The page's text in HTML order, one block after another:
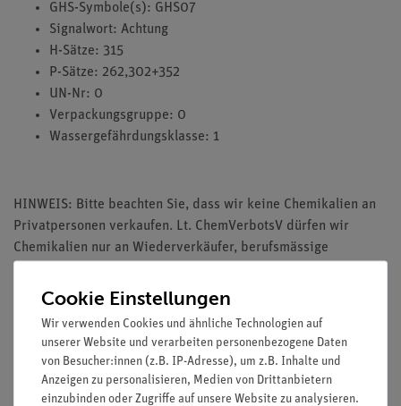
GHS-Symbole(s): GHS07
Signalwort: Achtung
H-Sätze: 315
P-Sätze: 262,302+352
UN-Nr: 0
Verpackungsgruppe: 0
Wassergefährdungsklasse: 1
HINWEIS: Bitte beachten Sie, dass wir keine Chemikalien an
Privatpersonen verkaufen. Lt. ChemVerbotsV dürfen wir
Chemikalien nur an Wiederverkäufer, berufsmässige
Lehranstalten abgeben.
Media / Downloads
Cookie Einstellungen
Wir verwenden Cookies und ähnliche Technologien auf
unserer Website und verarbeiten personenbezogene Daten
von Besucher:innen (z.B. IP-Adresse), um z.B. Inhalte und
Anzeigen zu personalisieren, Medien von Drittanbietern
einzubinden oder Zugriffe auf unsere Website zu analysieren.